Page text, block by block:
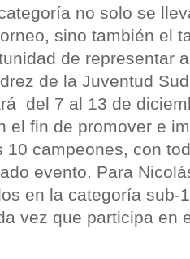
no solo se
sino también el
de representar
de la Juventud
del 7 al 13 de
el fin de promover e
10 campeones, con
evento. Para
en la categoría sub-
vez que participa en